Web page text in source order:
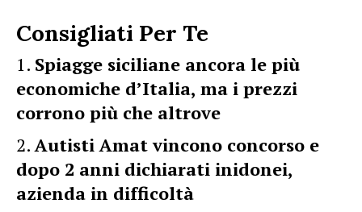
Consigliati Per Te
Spiagge siciliane ancora le più
economiche d’Italia, ma i prezzi
corrono più che altrove
Autisti Amat vincono concorso e
dopo 2 anni dichiarati inidonei,
azienda in difficoltà